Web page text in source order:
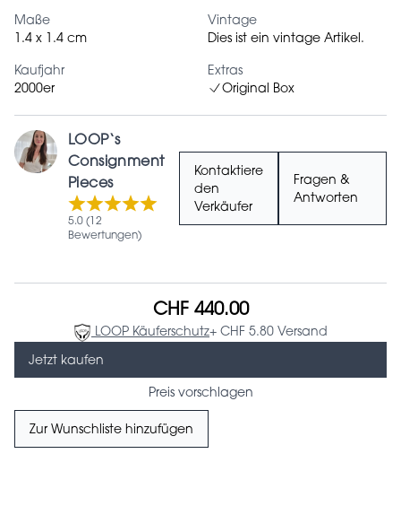
Maße
1.4 x 1.4 cm
Vintage
Dies ist ein vintage Artikel.
Kaufjahr
2000er
Extras
Original Box
LOOP‘s
Consignment
Pieces
5.0 (12
Bewertungen)
Kontaktiere
den
Verkäufer
Fragen &
Antworten
CHF 440.00
LOOP Käuferschutz+ CHF 5.80 Versand
Jetzt kaufen
Preis vorschlagen
Zur Wunschliste hinzufügen